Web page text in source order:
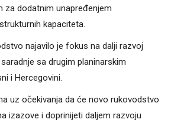
za dodatnim unapređenjem
kapaciteta.
najavilo je fokus na dalji razvoj
sa drugim planinarskim
i Hercegovini.
uz očekivanja da će novo rukovodstvo
izazove i doprinijeti daljem razvoju